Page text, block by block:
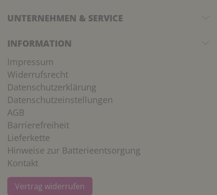
UNTERNEHMEN & SERVICE
INFORMATION
Impressum
Widerrufsrecht
Datenschutzerklärung
Datenschutzeinstellungen
AGB
Barrierefreiheit
Lieferkette
Hinweise zur Batterieentsorgung
Kontakt
Vertrag widerrufen